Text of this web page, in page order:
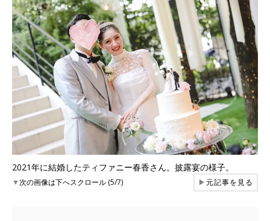
2021年に結婚したティファニー春香さん。披露宴の様子。
▼次の画像は下へスクロール (5/7) ▶元記事を見る